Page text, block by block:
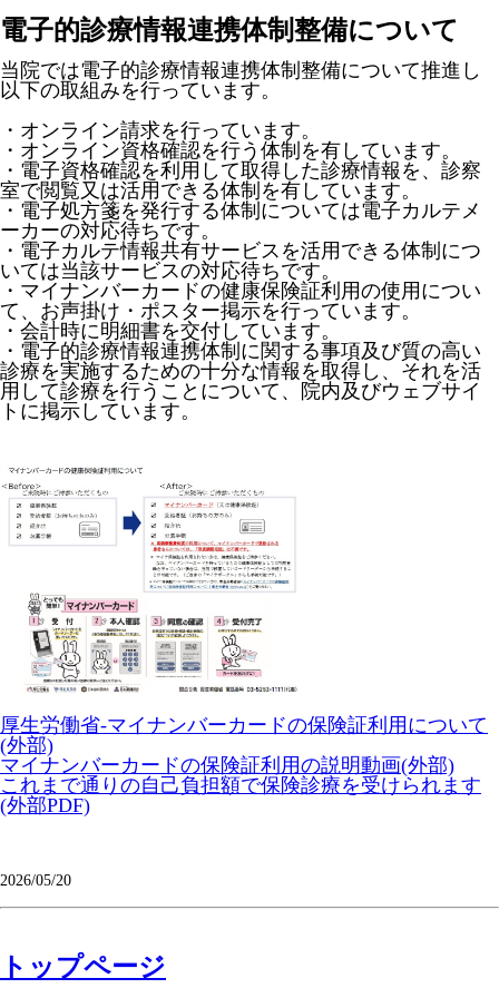
電子的診療情報連携体制整備について
当院では電子的診療情報連携体制整備について推進し
以下の取組みを行っています。
・オンライン請求を行っています。
・オンライン資格確認を行う体制を有しています。
・電子資格確認を利用して取得した診療情報を、診察
室で閲覧又は活用できる体制を有しています。
・電子処方箋を発行する体制については電子カルテメ
ーカーの対応待ちです。
・電子カルテ情報共有サービスを活用できる体制につ
いては当該サービスの対応待ちです。
・マイナンバーカードの健康保険証利用の使用につい
て、お声掛け・ポスター掲示を行っています。
・会計時に明細書を交付しています。
・電子的診療情報連携体制に関する事項及び質の高い
診療を実施するための十分な情報を取得し、それを活
用して診療を行うことについて、院内及びウェブサイ
トに掲示しています。
厚生労働省-マイナンバーカードの保険証利用について
(外部)
マイナンバーカードの保険証利用の説明動画(外部)
これまで通りの自己負担額で保険診療を受けられます
(外部PDF)
2026/05/20
トップページ